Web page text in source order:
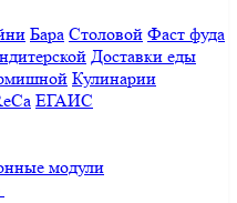
Бара Столовой Фаст фуда
Доставки еды
Кулинарии
ЕГАИС
модули